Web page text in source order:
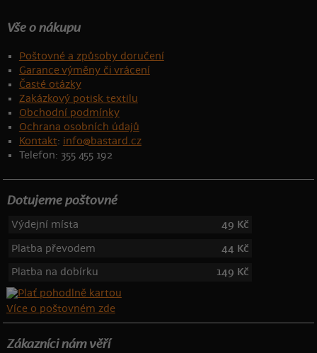
Vše o nákupu
Poštovné a způsoby doručení
Garance výměny či vrácení
Časté otázky
Zakázkový potisk textilu
Obchodní podmínky
Ochrana osobních údajů
Kontakt: info@bastard.cz
Telefon: 355 455 192
Dotujeme poštovné
Výdejní místa
49 Kč
Platba převodem
44 Kč
Platba na dobírku
149 Kč
Více o poštovném zde
Zákazníci nám věří